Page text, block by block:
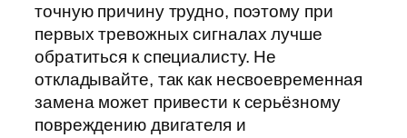
точную причину трудно, поэтому при
первых тревожных сигналах лучше
обратиться к специалисту. Не
откладывайте, так как несвоевременная
замена может привести к серьёзному
повреждению двигателя и